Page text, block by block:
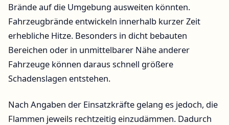
Brände auf die Umgebung ausweiten könnten.
Fahrzeugbrände entwickeln innerhalb kurzer Zeit
erhebliche Hitze. Besonders in dicht bebauten
Bereichen oder in unmittelbarer Nähe anderer
Fahrzeuge können daraus schnell größere
Schadenslagen entstehen.
Nach Angaben der Einsatzkräfte gelang es jedoch, die
Flammen jeweils rechtzeitig einzudämmen. Dadurch